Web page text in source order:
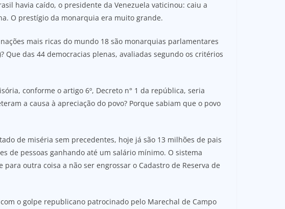
havia caído, o presidente da Venezuela vaticinou: caiu a
O prestígio da monarquia era muito grande.
mais ricas do mundo 18 são monarquias parlamentares
das 44 democracias plenas, avaliadas segundo os critérios
conforme o artigo 6º, Decreto n° 1 da república, seria
a causa à apreciação do povo? Porque sabiam que o povo
de miséria sem precedentes, hoje já são 13 milhões de pais
de pessoas ganhando até um salário mínimo. O sistema
outra coisa a não ser engrossar o Cadastro de Reserva de
o golpe republicano patrocinado pelo Marechal de Campo